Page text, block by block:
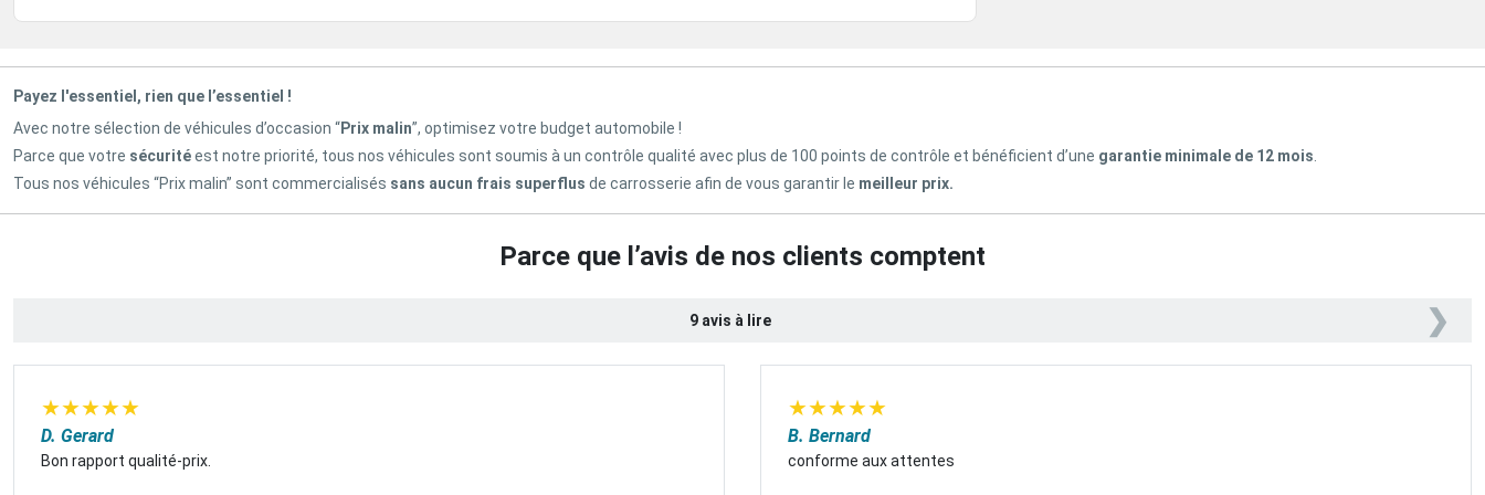
Payez l'essentiel, rien que l’essentiel !
Avec notre sélection de véhicules d’occasion “Prix malin”, optimisez votre budget automobile !
Parce que votre sécuritéest notre priorité, tous nos véhicules sont soumis à un contrôle qualité avec plus de 100 points de contrôle et bénéficient d’une garantie minimale de 12 mois
Tous nos véhicules “Prix malin” sont commercialisés sans aucun frais superflus de carrosserie afin de vous garantir le meilleur prix.
Parce que l’avis de nos clients comptent
9 avis à lire ❯
★★★★★
D. Gerard
Bon rapport qualité-prix.
★★★★★
B. Bernard
conforme aux attentes